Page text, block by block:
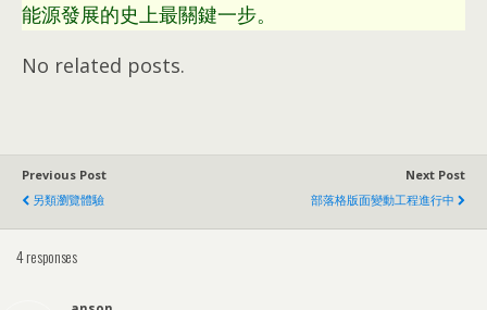
能源發展的史上最關鍵一步。
No related posts.
Previous Post
另類瀏覽體驗
Next Post
部落格版面變動工程進行中
4 responses